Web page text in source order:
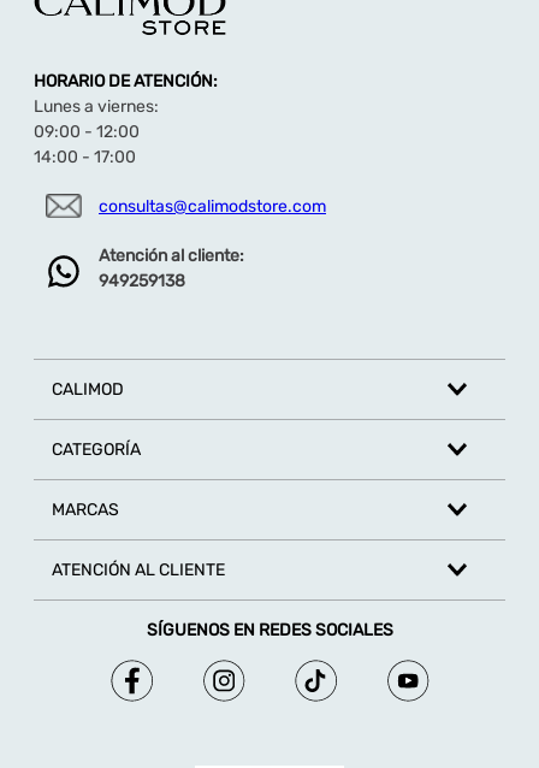
HORARIO DE ATENCIÓN:
Lunes a viernes:
09:00 - 12:00
14:00 - 17:00
consultas@calimodstore.com
Atención al cliente:
949259138
CALIMOD
CATEGORÍA
MARCAS
ATENCIÓN AL CLIENTE
SÍGUENOS EN REDES SOCIALES